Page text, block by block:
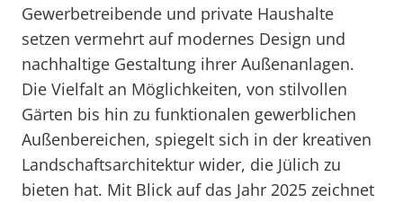
Gewerbetreibende und private Haushalte
setzen vermehrt auf modernes Design und
nachhaltige Gestaltung ihrer Außenanlagen.
Die Vielfalt an Möglichkeiten, von stilvollen
Gärten bis hin zu funktionalen gewerblichen
Außenbereichen, spiegelt sich in der kreativen
Landschaftsarchitektur wider, die Jülich zu
bieten hat. Mit Blick auf das Jahr 2025 zeichnet